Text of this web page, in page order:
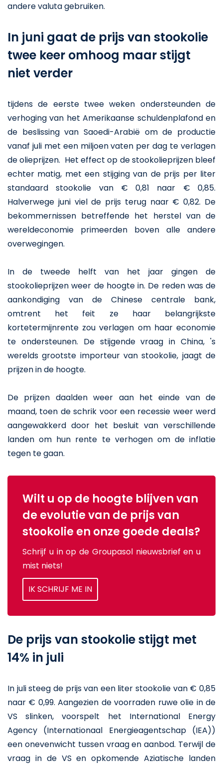
andere valuta gebruiken.
In juni gaat de prijs van stookolie
twee keer omhoog maar stijgt
niet verder
tijdens de eerste twee weken ondersteunden de
verhoging van het Amerikaanse schuldenplafond en
de beslissing van Saoedi-Arabië om de productie
vanaf juli met een miljoen vaten per dag te verlagen
de olieprijzen. Het effect op de stookolieprijzen bleef
echter matig, met een stijging van de prijs per liter
standaard stookolie van € 0,81 naar € 0,85.
Halverwege juni viel de prijs terug naar € 0,82. De
bekommernissen betreffende het herstel van de
wereldeconomie primeerden boven alle andere
overwegingen.
In de tweede helft van het jaar gingen de
stookolieprijzen weer de hoogte in. De reden was de
aankondiging van de Chinese centrale bank,
omtrent het feit ze haar belangrijkste
kortetermijnrente zou verlagen om haar economie
te ondersteunen. De stijgende vraag in China, 's
werelds grootste importeur van stookolie, jaagt de
prijzen in de hoogte.
De prijzen daalden weer aan het einde van de
maand, toen de schrik voor een recessie weer werd
aangewakkerd door het besluit van verschillende
landen om hun rente te verhogen om de inflatie
tegen te gaan.
Wilt u op de hoogte blijven van
de evolutie van de prijs van
stookolie en onze goede deals?
Schrijf u in op de Groupasol nieuwsbrief en u
mist niets!
IK SCHRIJF ME IN
De prijs van stookolie stijgt met
14% in juli
In juli steeg de prijs van een liter stookolie van € 0,85
naar € 0,99. Aangezien de voorraden ruwe olie in de
VS slinken, voorspelt het International Energy
Agency (Internationaal Energieagentschap (IEA))
een onevenwicht tussen vraag en aanbod. Terwijl de
vraag in de VS en opkomende Aziatische landen